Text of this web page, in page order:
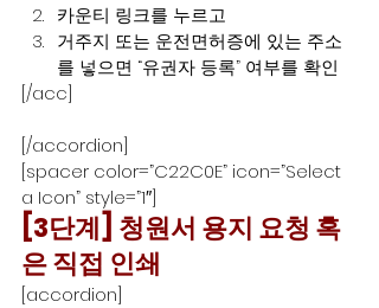
카운티 링크를 누르고
거주지 또는 운전면허증에 있는 주소
를 넣으면 “유권자 등록” 여부를 확인
[/acc]
[/accordion]
[spacer color=”C22C0E” icon=”Select
a Icon” style=”1″]
[3단계] 청원서 용지 요청 혹
은 직접 인쇄
[accordion]